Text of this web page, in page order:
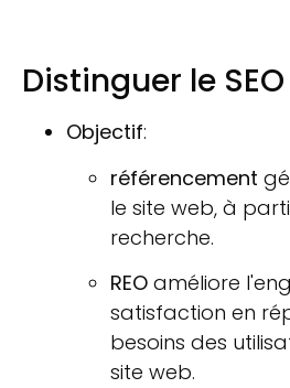
Distinguer le SEO
Objectif:
référencement
le site web, à
recherche.
REO améliore
satisfaction en
besoins des
site web.